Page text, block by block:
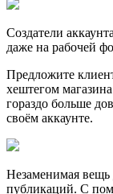
Создатели
даже на рабочей
Предложите
хештегом
гораздо больше
своём аккаунте.
Незаменимая вещь
публикаций. С